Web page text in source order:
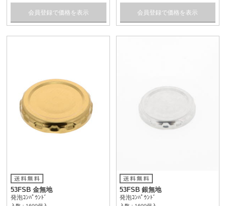
会員登録で価格を表示 会員登録で価格を表示
53FSB 金無地
発泡ｺﾝﾊﾟｳﾝﾄﾞ
53FSB 銀無地
発泡ｺﾝﾊﾟｳﾝﾄﾞ